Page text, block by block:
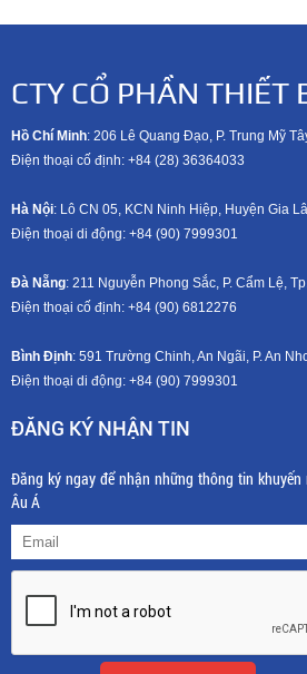
CTY CỔ PHẦN THIẾT
Hồ Chí Minh: 206 Lê Quang Đạo, P. Trung Mỹ
Điện thoại cố định: +84 (28) 36364033
Hà Nội: Lô CN 05, KCN Ninh Hiệp, Huyện Gia
Điện thoại di động: +84 (90) 7999301
Đà Nẵng: 211 Nguyễn Phong Sắc, P. Cẩm Lệ,
Điện thoại cố định: +84 (90) 6812276
Bình Định: 591 Trường Chinh, An Ngãi, P. An
Điện thoại di động: +84 (90) 7999301
ĐĂNG KÝ NHẬN TIN
Đăng ký ngay để nhận những thông tin khuyến
Âu Á